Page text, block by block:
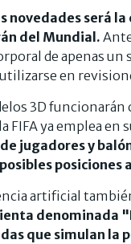
novedades será
del Mundial.
de apenas
en
3D
FIFA ya emplea en
jugadores y
posiciones
artificial
denominada
que simulan la